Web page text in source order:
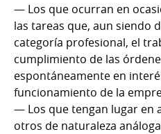
— Los que ocurran en
las tareas que, aun siendo
categoría profesional, el
cumplimiento de las
espontáneamente en
funcionamiento de la
— Los que tengan lugar en
otros de naturaleza